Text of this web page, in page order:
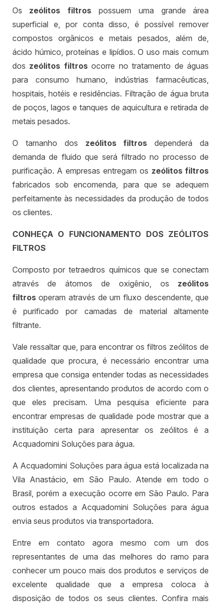
Os zeólitos filtros possuem uma grande área
superficial e, por conta disso, é possível remover
compostos orgânicos e metais pesados, além de,
ácido húmico, proteínas e lipídios. O uso mais comum
dos zeólitos filtrosocorre no tratamento de águas
para consumo humano, indústrias farmacêuticas,
hospitais, hotéis e residências. Filtração de água bruta
de poços, lagos e tanques de aquicultura e retirada de
metais pesados.
O tamanho dos zeólitos filtros dependerá da
demanda de fluido que será filtrado no processo de
purificação. A empresas entregam os zeólitos filtros
fabricados sob encomenda, para que se adequem
perfeitamente às necessidades da produção de todos
os clientes.
CONHEÇA O FUNCIONAMENTO DOS ZEÓLITOS
FILTROS
Composto por tetraedros químicos que se conectam
através de átomos de oxigênio, os zeólitos
filtrosoperam através de um fluxo descendente, que
é purificado por camadas de material altamente
filtrante.
Vale ressaltar que, para encontrar os filtros zeólitos de
qualidade que procura, é necessário encontrar uma
empresa que consiga entender todas as necessidades
dos clientes, apresentando produtos de acordo com o
que eles precisam. Uma pesquisa eficiente para
encontrar empresas de qualidade pode mostrar que a
instituição certa para apresentar os zeólitos é a
Acquadomini Soluções para água.
A Acquadomini Soluções para água está localizada na
Vila Anastácio, em São Paulo. Atende em todo o
Brasil, porém a execução ocorre em São Paulo. Para
outros estados a Acquadomini Soluções para água
envia seus produtos via transportadora.
Entre em contato agora mesmo com um dos
representantes de uma das melhores do ramo para
conhecer um pouco mais dos produtos e serviços de
excelente qualidade que a empresa coloca à
disposição de todos os seus clientes. Confira mais